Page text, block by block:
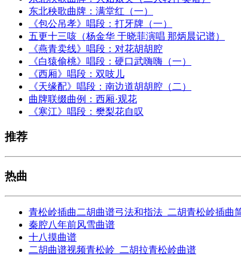
东北秧歌曲牌：满堂红（一）
《包公吊孝》唱段：打牙牌（一）
五更十三咳（杨金华 于晓菲演唱 那炳晨记谱）
《燕青卖线》唱段：对花胡胡腔
《白猿偷桃》唱段：硬口武嗨嗨（一）
《西厢》唱段：双吱儿
《天缘配》唱段：南边道胡胡腔（二）
曲牌联缀曲例：西厢·观花
《寒江》唱段：樊梨花自叹
推荐
热曲
青松岭插曲二胡曲谱弓法和指法_二胡青松岭插曲
秦腔八年前风雪曲谱
十八摸曲谱
二胡曲谱视频青松岭_二胡拉青松岭曲谱